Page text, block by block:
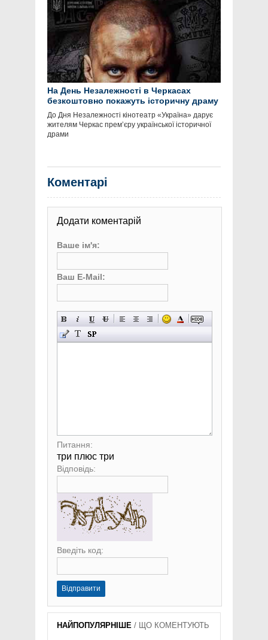
На День Незалежності в Черкасах
безкоштовно покажуть історичну драму
«Червоний» (відео)
До Дня Незалежності кінотеатр «Україна» дарує
жителям Черкас прем’єру української історичної
драми
Коментарі
Додати коментарій
Ваше ім'я:
Ваш E-Mail:
Питання:
три плюс три
Відповідь:
Введіть код:
Відправити
НАЙПОПУЛЯРНІШЕ / ЩО КОМЕНТУЮТЬ